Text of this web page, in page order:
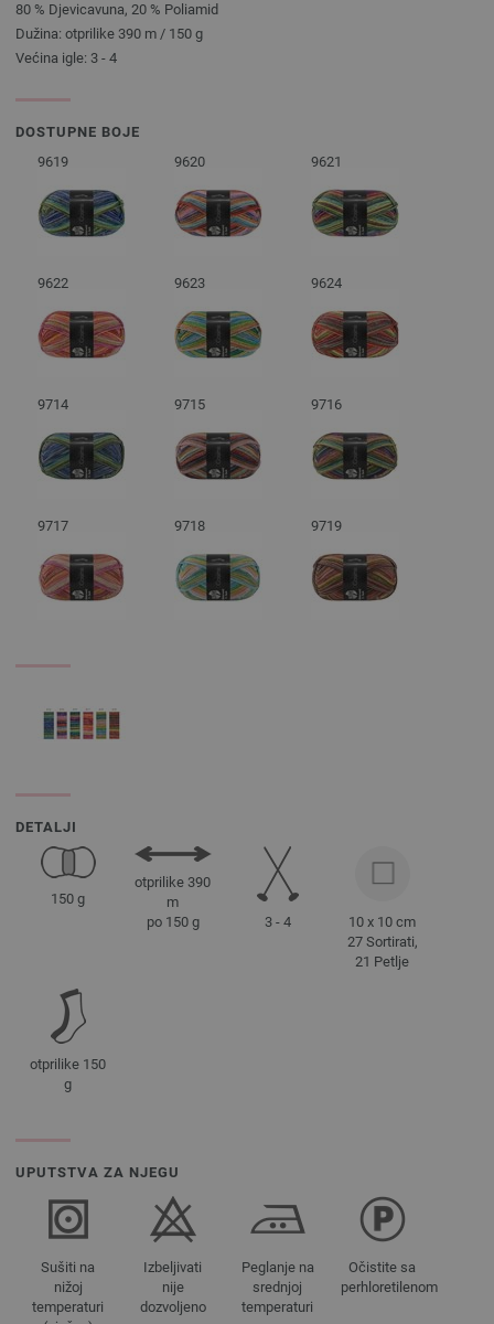
80 % Djevicavuna, 20 % Poliamid
Dužina: otprilike 390 m / 150 g
Većina igle: 3 - 4
DOSTUPNE BOJE
9619
9620 9621
9622 9623 9624
9714 9715 9716
9717 9718 9719
DETALJI
150 g
otprilike 390
m
po 150 g
3 - 4
10 x 10 cm
27 Sortirati,
21 Petlje
otprilike 150
g
UPUTSTVA ZA NJEGU
Sušiti na
nižoj
temperaturi
Izbeljivati
nije
dozvoljeno
Peglanje na
srednjoj
temperaturi
Očistite sa
perhloretilenom